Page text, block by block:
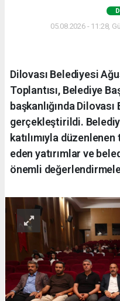
05.08.2026 - 11:28,
Dilovası Belediyesi
Toplantısı, Belediye
başkanlığında
gerçekleştirildi.
katılımıyla
eden yatırımlar ve
önemli